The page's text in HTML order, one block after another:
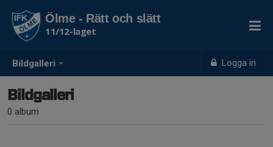
Bildgalleri Logga in
Ölme - Rätt och slätt
11/12-laget
Bildgalleri
0 album